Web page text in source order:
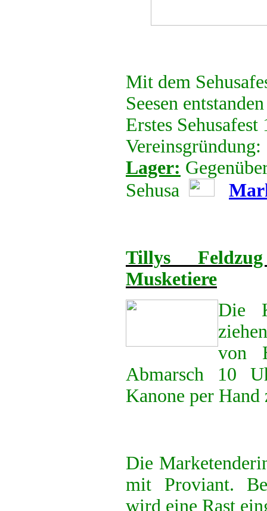
Mit dem
Seesen
Erstes Sehusafest
Vereinsgründung:
Lager:
Sehusa
Tillys
Musketiere
Die
von
Abmarsch 10
Kanone per Hand
Die
mit Proviant.
wird eine Rast